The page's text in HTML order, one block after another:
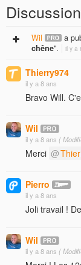
Wil a
chêne". il y a
Thierry974
il y a 8 ans
Bravo Will.
Wil
il y a 8 ans (
Merci
Pierro
il y a 8 ans
Joli travail !
Wil
il y a 8 ans (